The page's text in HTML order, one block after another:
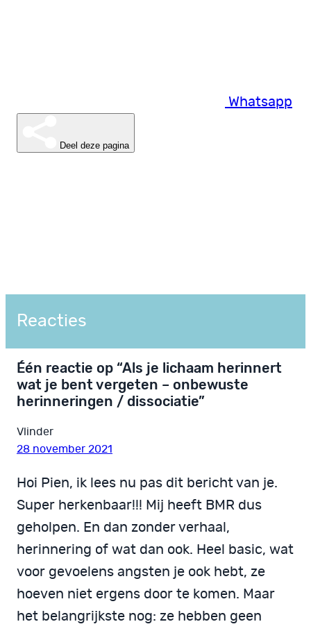
Whatsapp
Deel deze pagina
Reacties
Één reactie op “Als je lichaam herinnert
wat je bent vergeten – onbewuste
herinneringen / dissociatie”
Vlinder
28 november 2021
Hoi Pien, ik lees nu pas dit bericht van je.
Super herkenbaar!!! Mij heeft BMR dus
geholpen. En dan zonder verhaal,
herinnering of wat dan ook. Heel basic, wat
voor gevoelens angsten je ook hebt, ze
hoeven niet ergens door te komen. Maar
het belangrijkste nog: ze hebben geen